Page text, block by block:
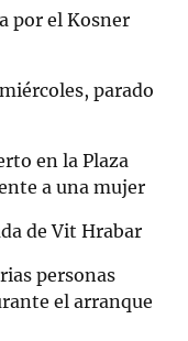
por el Kosner
parado
en la Plaza
a una mujer
de Vit Hrabar
personas
el arranque